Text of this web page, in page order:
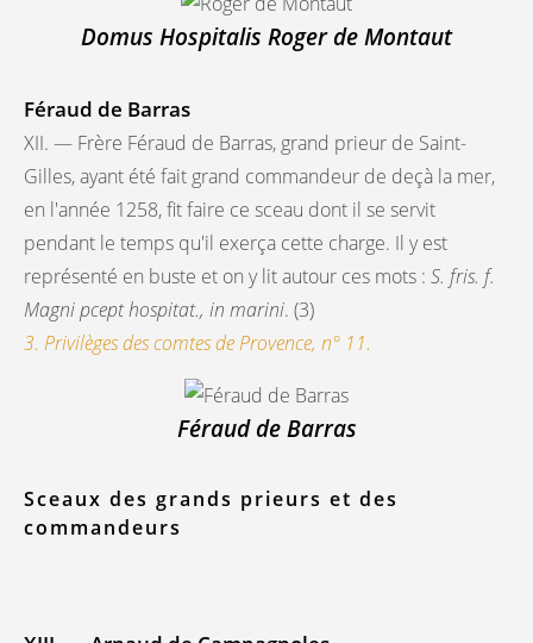
Domus Hospitalis Roger de Montaut
Féraud de Barras
XII. — Frère Féraud de Barras, grand prieur de Saint-
Gilles, ayant été fait grand commandeur de deçà la mer,
en l'année 1258, fit faire ce sceau dont il se servit
pendant le temps qu'il exerça cette charge. Il y est
représenté en buste et on y lit autour ces mots : S. fris. f.
Magni pcept hospitat., in marini. (3)
3. Privilèges des comtes de Provence, n° 11.
Féraud de Barras
Sceaux des grands prieurs et des
commandeurs